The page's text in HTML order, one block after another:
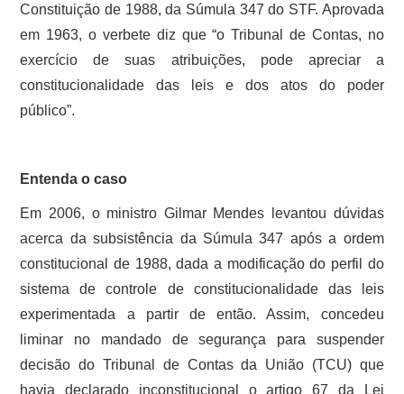
Constituição de 1988, da Súmula 347 do STF. Aprovada
em 1963, o verbete diz que “o Tribunal de Contas, no
exercício de suas atribuições, pode apreciar a
constitucionalidade das leis e dos atos do poder
público”.
Entenda o caso
Em 2006, o ministro Gilmar Mendes levantou dúvidas
acerca da subsistência da Súmula 347 após a ordem
constitucional de 1988, dada a modificação do perfil do
sistema de controle de constitucionalidade das leis
experimentada a partir de então. Assim, concedeu
liminar no mandado de segurança para suspender
decisão do Tribunal de Contas da União (TCU) que
havia declarado inconstitucional o artigo 67 da Lei